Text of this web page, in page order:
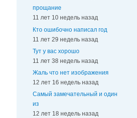
прощание
11 лет 10 недель назад
Кто ошибочно написал год
11 лет 29 недель назад
Тут у вас хорошо
11 лет 38 недель назад
Жаль что нет изображения
12 лет 16 недель назад
Самый замечательный и один
из
12 лет 18 недель назад